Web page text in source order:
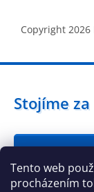
Tento web
procházením
Copyright 2026
Stojíme